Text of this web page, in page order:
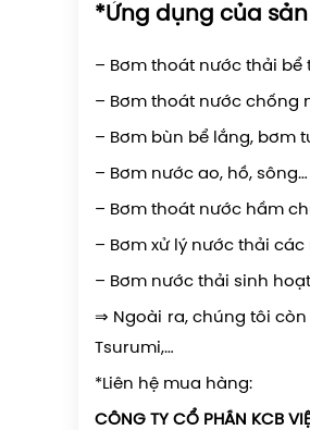
*Ứng dụng của
– Bơm thoát nước thải bể
– Bơm thoát nước chống
– Bơm bùn bể lắng, bơm
– Bơm nước ao, hồ, sông…
– Bơm thoát nước hầm
– Bơm xử lý nước thải
– Bơm nước thải sinh
⇒ Ngoài ra, chúng tôi
Tsurumi,…
*Liên hệ mua hàng:
CÔNG TY CỔ PHẦN KCB